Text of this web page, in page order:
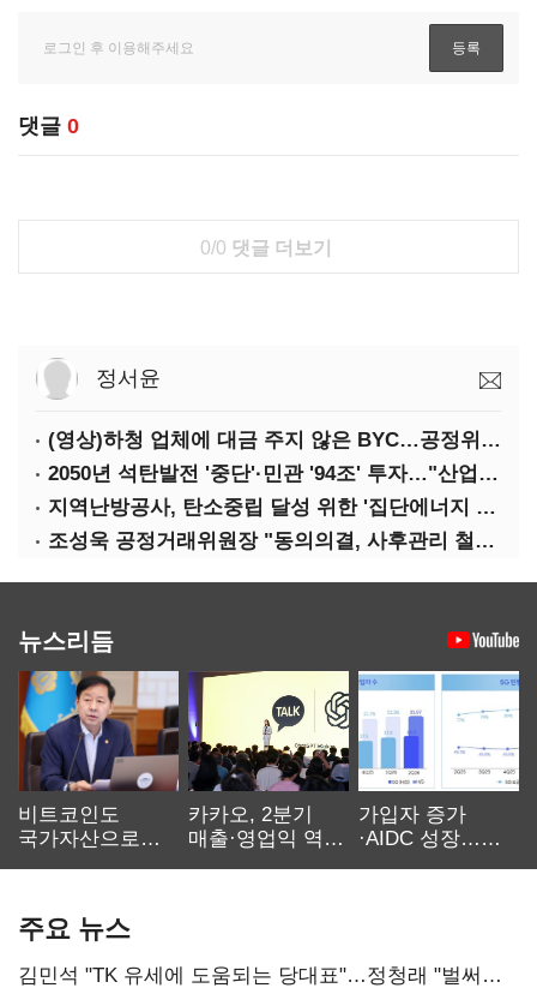
댓글 0
0/0 댓글 더보기
정서윤
(영상)하청 업체에 대금 주지 않은 BYC…공정위 '제재'
2050년 석탄발전 '중단'·민관 '94조' 투자…"산업계 탄소중립에 고삐"
지역난방공사, 탄소중립 달성 위한 '집단에너지 컨퍼런스' 개최
조성욱 공정거래위원장 "동의의결, 사후관리 철저히 이뤄져야"
뉴스리듬
비트코인도
국가자산으로…'
카카오, 2분기
매출·영업익 역대
가입자 증가
·AIDC 성장…
주요 뉴스
김민석 "TK 유세에 도움되는 당대표"…정청래 "벌써